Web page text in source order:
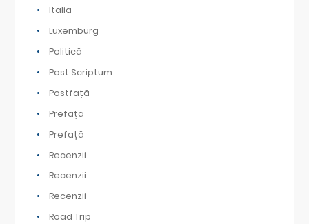
Italia
Luxemburg
Politică
Post Scriptum
Postfață
Prefață
Prefață
Recenzii
Recenzii
Recenzii
Road Trip